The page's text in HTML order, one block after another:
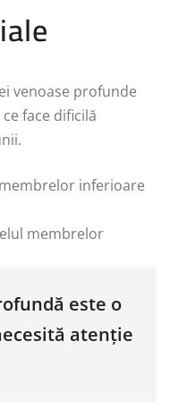
venoase profunde
face dificilă
inferioare
membrelor
este o
atenție